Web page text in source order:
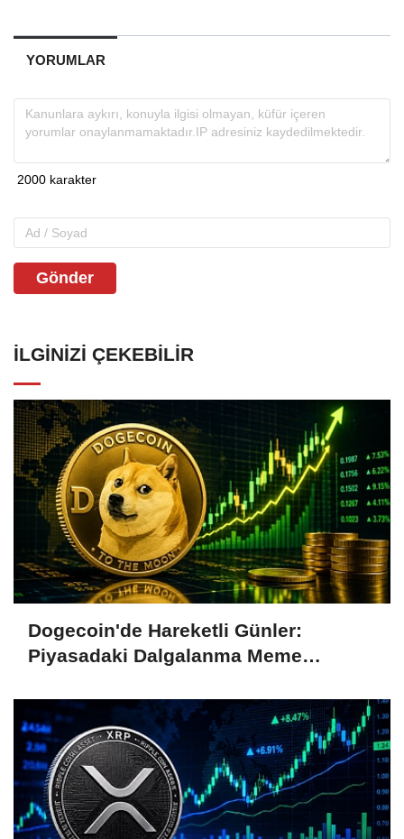
YORUMLAR
Gönder
İLGINIZI ÇEKEBILIR
Dogecoin'de Hareketli Günler:
Piyasadaki Dalgalanma Meme